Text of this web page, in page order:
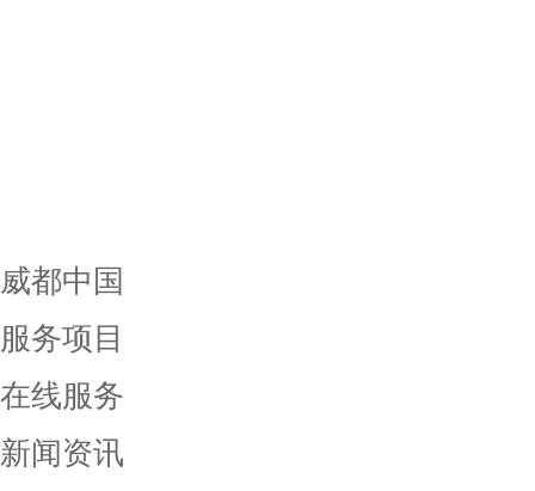
威都中国
服务项目
在线服务
新闻资讯